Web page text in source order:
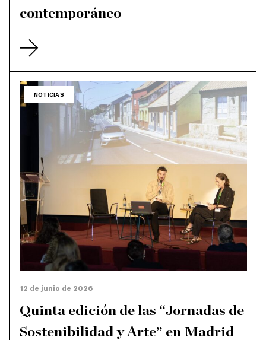
contemporáneo
NOTICIAS
12 de junio de 2026
Quinta edición de las “Jornadas de
Sostenibilidad y Arte” en Madrid